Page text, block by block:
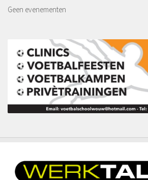
De jaren 2010 – 2015
Jeugdbeleidsplan VV Hoeven 2024-2030
Statuten
Agenda
Nieuws
Sponsoring
Geen evenementen